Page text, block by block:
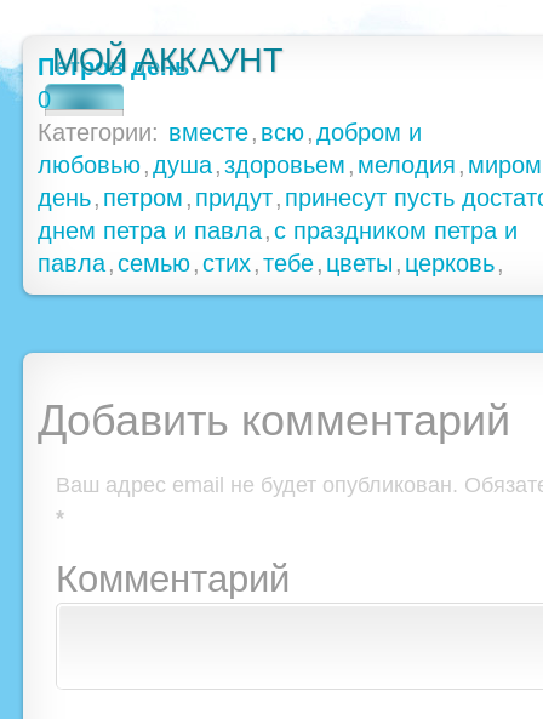
МОЙ АККАУНТ
Петров день
0
Категории: вместе, всю,добром и
любовью,душа,здоровьем , мелодия , миром
день, петром , придут, принесут пусть
днем петра и павла,с праздником петра и
павла,семью,стих,тебе, цветы , церковь,
Добавить комментарий
Ваш адрес email не будет опубликован.
*
Комментарий